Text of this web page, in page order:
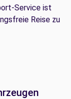
Service ist
Reise zu